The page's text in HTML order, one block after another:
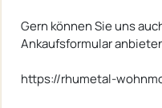
Gern können Sie uns
Ankaufsformular
https://rhumetal-